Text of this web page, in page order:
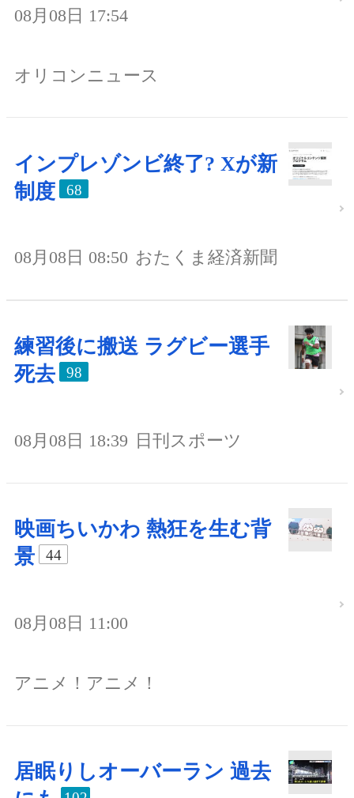
08月08日 17:54
オリコンニュース
インプレゾンビ終了? Xが新
制度
68
08月08日 08:50 おたくま経済新聞
練習後に搬送 ラグビー選手
死去
98
08月08日 18:39 日刊スポーツ
映画ちいかわ 熱狂を生む背
景
44
08月08日 11:00
アニメ！アニメ！
居眠りしオーバーラン 過去